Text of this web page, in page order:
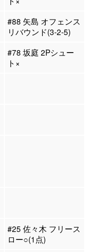
#88 矢島 オフェンス
リバウンド(3-2-5)
#78 坂庭 2Pシュー
ト×
#25 佐々木 フリース
ロー○(1点)